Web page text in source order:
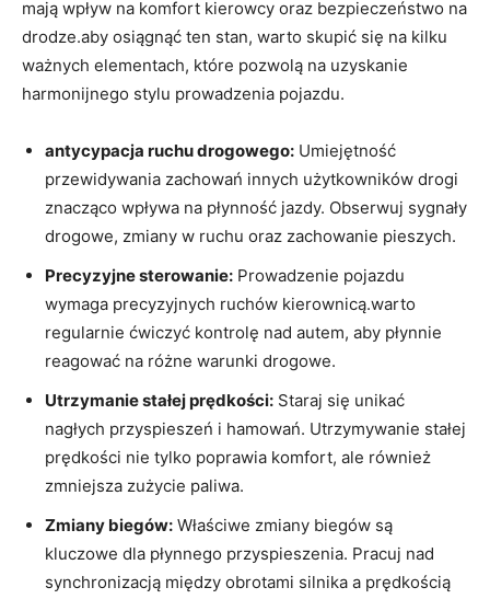
mają wpływ na komfort kierowcy oraz bezpieczeństwo na
drodze.aby osiągnąć ten stan, warto skupić się na kilku
ważnych elementach, które pozwolą na uzyskanie
harmonijnego stylu prowadzenia pojazdu.
antycypacja ruchu drogowego: Umiejętność
przewidywania zachowań innych użytkowników drogi
znacząco wpływa na płynność jazdy. Obserwuj sygnały
drogowe, zmiany w ruchu oraz zachowanie pieszych.
Precyzyjne sterowanie: Prowadzenie pojazdu
wymaga precyzyjnych ruchów kierownicą.warto
regularnie ćwiczyć kontrolę nad autem, aby płynnie
reagować na różne warunki drogowe.
Utrzymanie stałej prędkości: Staraj się unikać
nagłych przyspieszeń i hamowań. Utrzymywanie stałej
prędkości nie tylko poprawia komfort, ale również
zmniejsza zużycie paliwa.
Zmiany biegów: Właściwe zmiany biegów są
kluczowe dla płynnego przyspieszenia. Pracuj nad
synchronizacją między obrotami silnika a prędkością